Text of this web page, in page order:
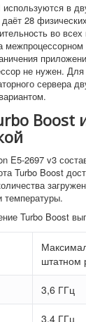
в
28
во
не нужен. Для
сервера
Boost
E5-2697 v3
Turbo Boost
температуры.
Turbo Boost
штатном
3,6 ГГц
3,4 ГГц